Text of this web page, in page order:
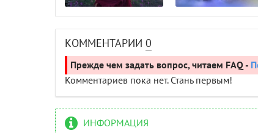
КОММЕНТАРИИ0
Прежде чем задать вопрос, читаем FAQ -
Комментариев пока нет. Стань первым!
ИНФОРМАЦИЯ